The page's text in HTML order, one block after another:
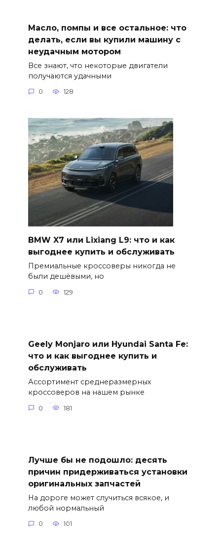
Масло, помпы и все остальное: что
делать, если вы купили машину с
неудачным мотором
Все знают, что некоторые двигатели
получаются удачными
0 128
BMW X7 или Lixiang L9: что и как
выгоднее купить и обслуживать
Премиальные кроссоверы никогда не
были дешёвыми, но
0 129
Geely Monjaro или Hyundai Santa Fe:
что и как выгоднее купить и
обслуживать
Ассортимент среднеразмерных
кроссоверов на нашем рынке
0 181
Лучше бы не подошло: десять
причин придерживаться установки
оригинальных запчастей
На дороге может случиться всякое, и
любой нормальный
0 101